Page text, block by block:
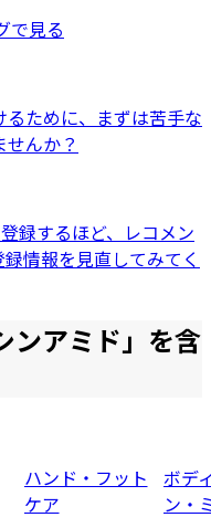
で見る
ために、まずは苦手な
んか？
録するほど、レコメン
情報を見直してみてく
ンアミド」を含
ハンド・フット
ケア
ボデ
ン・